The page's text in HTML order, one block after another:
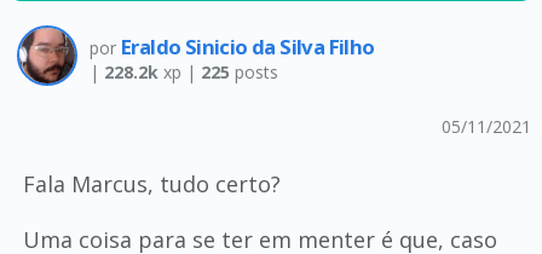
por Eraldo Sinicio da Silva Filho
| 228.2kxp | 225 posts
05/11/2021
Fala Marcus, tudo certo?
Uma coisa para se ter em menter é que, caso